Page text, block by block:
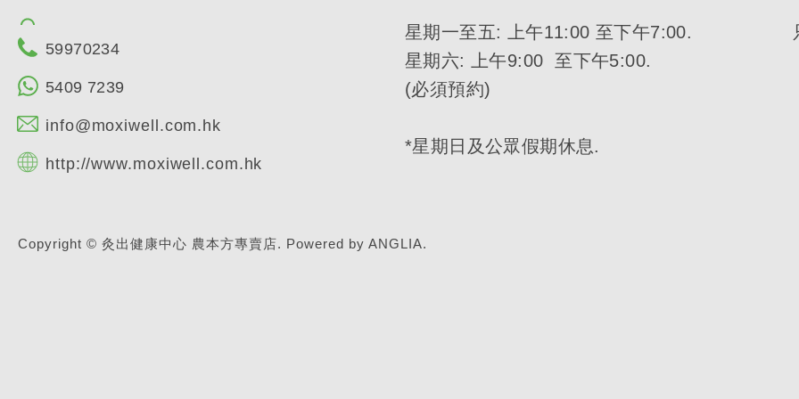
59970234
5409 7239
info@moxiwell.com.hk
http://www.moxiwell.com.hk
星期一至五: 上午11:00 至下午7:00.
星期六: 上午9:00 至下午5:00.
(必須預約)
*星期日及公眾假期休息.
Copyright © 灸出健康中心 農本方專賣店. Powered by ANGLIA.